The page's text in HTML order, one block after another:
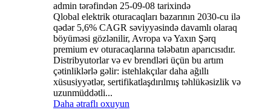
admin tərəfindən 25-09-08 tarixində
Qlobal elektrik oturacaqları bazarının 2030-cu ilə
qədər 5,6% CAGR səviyyəsində davamlı olaraq
böyüməsi gözlənilir, Avropa və Yaxın Şərq
premium ev oturacaqlarına tələbatın aparıcısıdır.
Distribyutorlar və ev brendləri üçün bu artım
çətinliklərlə gəlir: istehlakçılar daha ağıllı
xüsusiyyətlər, sertifikatlaşdırılmış təhlükəsizlik və
uzunmüddətli...
Daha ətraflı oxuyun